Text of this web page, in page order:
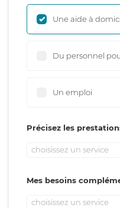
Une aide à
Du personnel
Un emploi
Précisez les
choisissez un service
Mes besoins
choisissez un service